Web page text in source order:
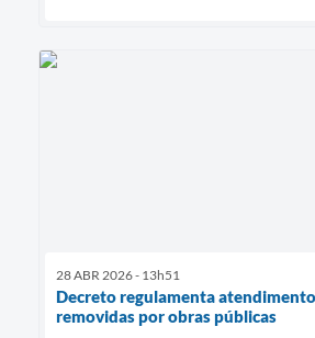
28 ABR 2026 - 13h51
Decreto regulamenta
removidas por obras públicas